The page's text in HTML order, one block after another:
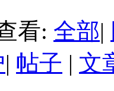
看: 全部|
| 帖子 | 文